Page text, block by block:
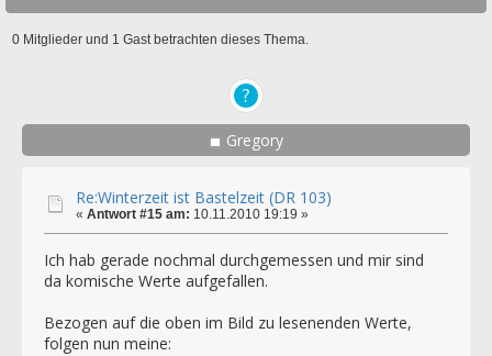
0 Mitglieder und 1 Gast betrachten dieses Thema.
Gregory
Re:Winterzeit ist Bastelzeit (DR 103)
« Antwort #15 am: 10.11.2010 19:19 »
Ich hab gerade nochmal durchgemessen und mir sind
da komische Werte aufgefallen.
Bezogen auf die oben im Bild zu lesenenden Werte,
folgen nun meine: